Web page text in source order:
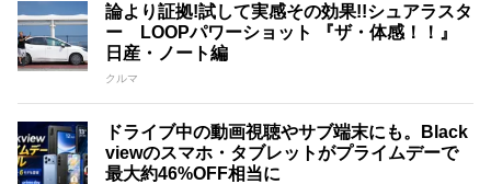
論より証拠!試して実感その効果!!シュアラスタ
ー LOOPパワーショット 『ザ・体感！！』
日産・ノート編
クルマ
ドライブ中の動画視聴やサブ端末にも。Black
viewのスマホ・タブレットがプライムデーで
最大約46%OFF相当に